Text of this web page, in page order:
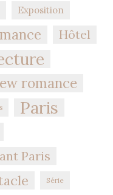
Exposition
Hôtel
romance
Paris
Paris
Série